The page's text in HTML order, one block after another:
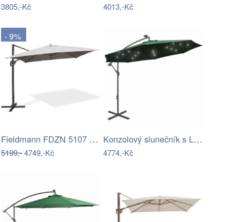
3805,-Kč 4013,-Kč
- 9%
Fieldmann FDZN 5107 boční slunečník,…
5199,-4749,-Kč
Konzolový slunečník s LED světly Ø 300…
4774,-Kč